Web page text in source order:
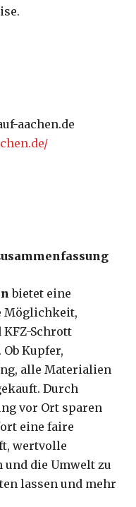
aachen.de
bietet eine
Möglichkeit,
Schrott
Kupfer,
alle Materialien
Durch
vor Ort sparen
eine faire
wertvolle
die Umwelt zu
lassen und mehr